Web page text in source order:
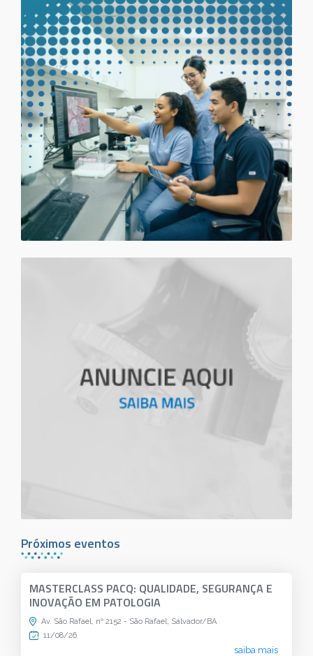
Próximos eventos
MASTERCLASS PACQ: QUALIDADE, SEGURANÇA E
INOVAÇÃO EM PATOLOGIA
Av. São Rafael, nº 2152 - São Rafael, Salvador/BA
11/08/26
saiba mais